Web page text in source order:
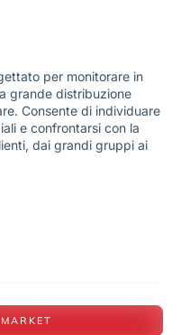
per monitorare in
grande distribuzione
Consente di individuare
e confrontarsi con la
dai grandi gruppi ai